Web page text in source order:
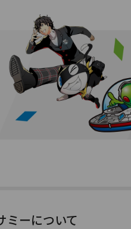
ミーについて